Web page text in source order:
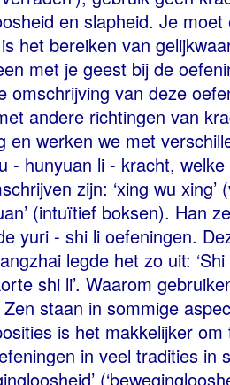
en slapheid. Je
het bereiken van
met je geest bij de
omschrijving van deze
andere richtingen van
en werken we met
- hunyuan li - kracht,
zijn: ‘xing wu
(intuïtief boksen). Han
yuri - shi li oefeningen.
legde het zo uit:
shi li’. Waarom
staan in sommige
is het makkelijker
in veel tradities